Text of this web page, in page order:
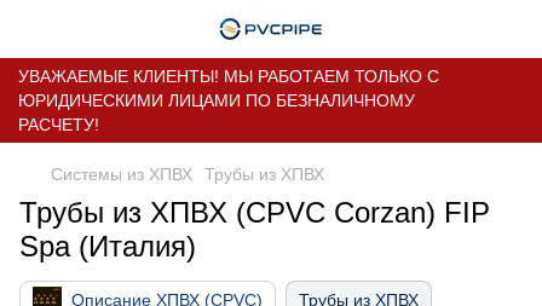
УВАЖАЕМЫЕ КЛИЕНТЫ! МЫ РАБОТАЕМ ТОЛЬКО С
ЮРИДИЧЕСКИМИ ЛИЦАМИ ПО БЕЗНАЛИЧНОМУ
РАСЧЕТУ!
Системы из ХПВХ Трубы из ХПВХ
Трубы из ХПВХ (CPVC Corzan) FIP
Spa (Италия)
Описание ХПВХ (CPVC) Трубы из ХПВХ